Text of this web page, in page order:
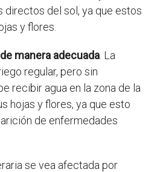
directos del sol, ya que estos
y flores.
manera adecuada . La
regular, pero sin
recibir agua en la zona de la
hojas y flores, ya que esto
de enfermedades
se vea afectada por